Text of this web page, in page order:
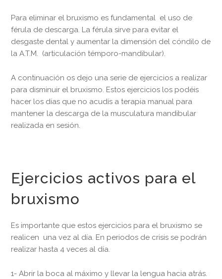
Para eliminar el bruxismo es fundamental el uso de
férula de descarga. La férula sirve para evitar el
desgaste dental y aumentar la dimensión del cóndilo de
la A.T.M. (articulación témporo-mandibular).
A continuación os dejo una serie de ejercicios a realizar
para disminuir el bruxismo. Estos ejercicios los podéis
hacer los días que no acudís a terapia manual para
mantener la descarga de la musculatura mandibular
realizada en sesión.
Ejercicios activos para el
bruxismo
Es importante que estos ejercicios para el bruxismo se
realicen una vez al día. En periodos de crisis se podrán
realizar hasta 4 veces al día.
1- Abrir la boca al máximo y llevar la lengua hacia atrás.